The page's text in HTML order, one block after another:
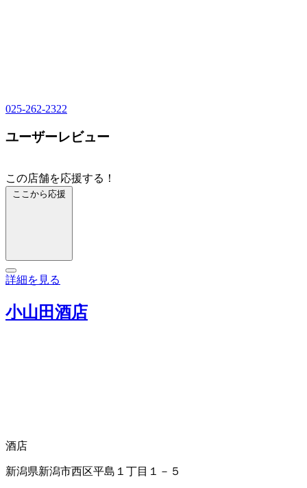
025-262-2322
ユーザーレビュー
この店舗を応援する！
ここから応援
詳細を見る
小山田酒店
酒店
新潟県新潟市西区平島１丁目１－５